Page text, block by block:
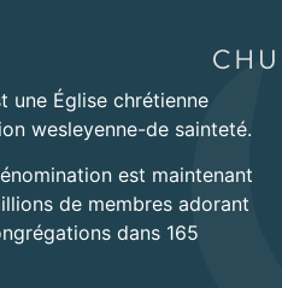
une Église chrétienne
wesleyenne-de sainteté.
est maintenant
de membres adorant
dans 165